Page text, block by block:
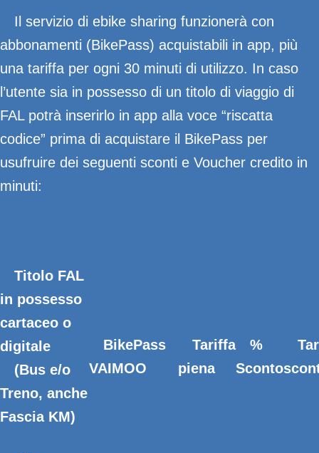
Il servizio di ebike sharing funzionerà con
abbonamenti (BikePass) acquistabili in app, più
una tariffa per ogni 30 minuti di utilizzo. In caso
l’utente sia in possesso di un titolo di viaggio di
FAL potrà inserirlo in app alla voce “riscatta
codice” prima di acquistare il BikePass per
usufruire dei seguenti sconti e Voucher credito in
minuti:
Titolo FAL
in possesso
cartaceo o
digitale
(Bus e/o
Treno, anche
Fascia KM)
BikePass
VAIMOO
Tariffa
piena
%
Sconto